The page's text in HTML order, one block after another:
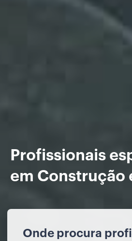
Profissionais
em Construção
Onde procura